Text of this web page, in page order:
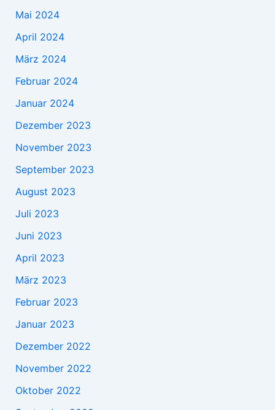
Mai 2024
April 2024
März 2024
Februar 2024
Januar 2024
Dezember 2023
November 2023
September 2023
August 2023
Juli 2023
Juni 2023
April 2023
März 2023
Februar 2023
Januar 2023
Dezember 2022
November 2022
Oktober 2022